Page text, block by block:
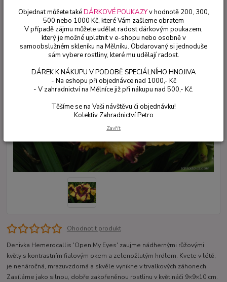
Ohodnotit produkt
Denivka Hemerocallis 'Open My Eyes' zaujme nádhernými růžovými
květy s kontrastním fialovým okem a zelenožlutým hrdlem. Kvete v létě,
je nenáročná, mrazuvzdorná a skvěle vynikne v trvalkových záhonech.
Zasíláme jako silnou, dobře zakořeněnou rostlinu v květináči 9×9×10 cm.
Objednat můžete takéDÁRKOVÉ POUKAZYv hodnotě 200, 300,
500 nebo 1000 Kč, které Vám zašleme obratem
V případě zájmu můžete udělat radost dárkovým poukazem,
který je možné uplatnit v e-shopu nebo osobně v
samoobslužném skleníku na Mělníku. Obdarovaný si jednoduše
sám vybere rostliny, které mu udělají radost.
DÁREK K NÁKUPU V PODOBĚ SPECIÁLNÍHO HNOJIVA
- Na eshopu při objednávce nad 1000,- Kč
- V zahradnictví na Mělníce již při nákupu nad 500,- Kč.
Těšíme se na Vaši návštěvu či objednávku!
Kolektiv Zahradnictví Petro
Zavřít